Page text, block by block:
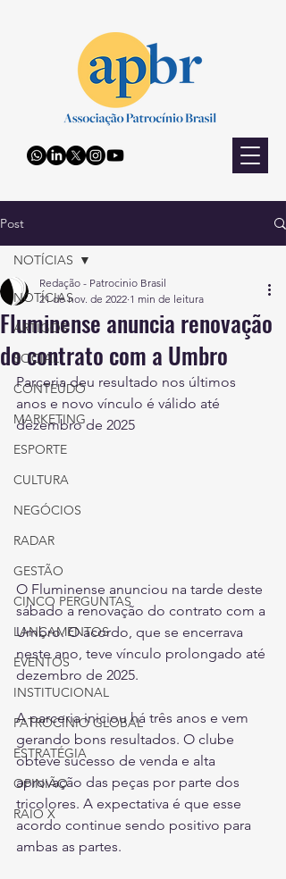
Post
NOTÍCIAS
ARTIGOS
SOCIAL
CONTEÚDO
MARKETING
ESPORTE
CULTURA
NEGÓCIOS
RADAR
GESTÃO
CINCO PERGUNTAS
LANÇAMENTOS
EVENTOS
INSTITUCIONAL
PATROCÍNIO GLOBAL
ESTRATÉGIA
OPINIÃO
RAIO X
NOTÍCIAS
Fluminense anuncia renovação
do contrato com a Umbro
Redação - Patrocinio Brasil
21 de nov. de 2022 1 min de leitura
Parceria deu resultado nos últimos
anos e novo vínculo é válido até
dezembro de 2025
O Fluminense anunciou na tarde deste
sábado a renovação do contrato com a
Umbro. O acordo, que se encerrava
neste ano, teve vínculo prolongado até
dezembro de 2025.
A parceria iniciou há três anos e vem
gerando bons resultados. O clube
obteve sucesso de venda e alta
aprovação das peças por parte dos
tricolores. A expectativa é que esse
acordo continue sendo positivo para
ambas as partes.